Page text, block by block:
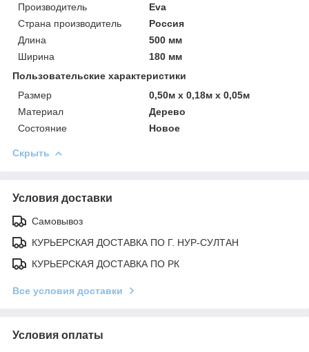
Производитель
Eva
Страна производитель
Россия
Длина
500 мм
Ширина
180 мм
Пользовательские характеристики
Размер
0,50м х 0,18м х 0,05м
Материал
Дерево
Состояние
Новое
Скрыть
Условия доставки
Самовывоз
КУРЬЕРСКАЯ ДОСТАВКА ПО Г. НУР-СУЛТАН
КУРЬЕРСКАЯ ДОСТАВКА ПО РК
Все условия доставки
Условия оплаты